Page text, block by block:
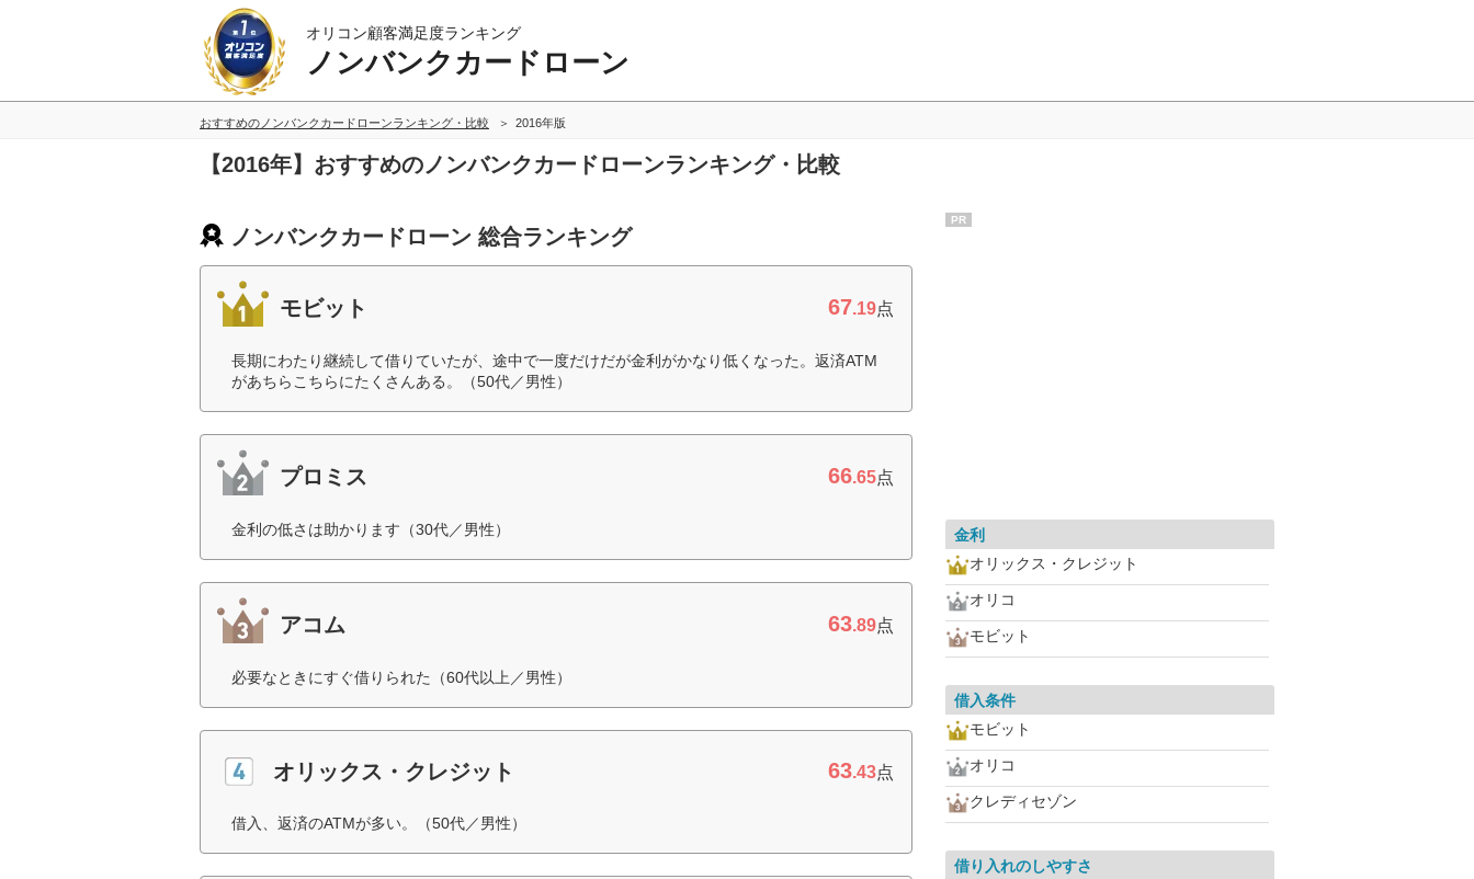
オリコン顧客満足度ランキング
ノンバンクカードローン
おすすめのノンバンクカードローンランキング・比較 2016年版
【2016年】おすすめのノンバンクカードローンランキング・比較
ノンバンクカードローン 総合ランキング
モビット 67.19点
長期にわたり継続して借りていたが、途中で一度だけだが金利がかなり低くなった。返済ATM
があちらこちらにたくさんある。（50代／男性）
プロミス 66.65点
金利の低さは助かります（30代／男性）
アコム 63.89点
必要なときにすぐ借りられた（60代以上／男性）
オリックス・クレジット 63.43点
借入、返済のATMが多い。（50代／男性）
PR
金利
オリックス・クレジット
オリコ
モビット
借入条件
モビット
オリコ
クレディセゾン
借り入れのしやすさ